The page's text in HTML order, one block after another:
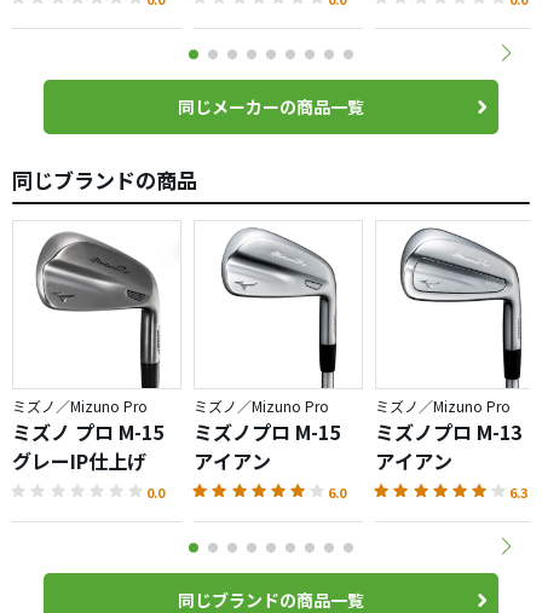
同じメーカーの商品一覧
同じブランドの商品
ミズノ／Mizuno Pro
ミズノ プロ M-15
グレーIP仕上げ
0.0
ミズノ／Mizuno Pro
ミズノプロ M-15
アイアン
6.0
ミズノ／Mizuno Pro
ミズノプロ M-13
アイアン
6.3
同じブランドの商品一覧